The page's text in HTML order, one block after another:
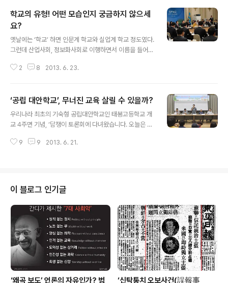
학교의 유형! 어떤 모습인지 궁금하지 않으세
요?
옛날에는 ‘학교’ 하면 인문계 학교와 실업계 학교 정도였다.
그런데 산업사회, 정보화사회로 이행하면서 이름을 들어도
는 사람들이 대부분이다. 그것도 그럴 것이 학교는 실업계
어고, 국제고, 예술고, 체육고 등으로 다양화(?) 되어 있으
니 자녀들을 진학시키기 위해 고민해 보지 않은 사람들이
야 알 리가 없다. 오늘은 학교에는 어떤 유형의 학교가 있는
아보자. 흔히 고등학교라고 알고 있는 일반고등학교는 ‘초․
2 8 2013. 6. 23.
‘공립 대안학교’, 무너진 교육 살릴 수 있을까?
우리나라 최초의 기숙형 공립대안학교인 태봉고등학교 개
교 4주면 기념, ‘담쟁이 토론회에 다녀왔습니다. 오늘은 제
와 미래‘라는 주제로 발제한 내용을 요약해서 올리겠습니
(전)태봉고등학교 설립 TF팀장 토론 1, : 태봉고등학교 성
공과 확산 전망-김성열-경남대 부총장/교육학과 교수 토론
2 : 공립대안학교에 대한 기대와 조건-이종대-한울고등학
교장 토론 3 : 공립대안학교, 학업중단학생 예방에 앞장서
야-김선동-경남교육청 학교안전과장 대안학교가 대세다.
사립은 물론 공립학교까..
9 9 2013. 6. 21.
이 블로그 인기글
‘왜곡 보도’ 언론의 자유인가? 범
‘신탁통치 오보사건(誤報事